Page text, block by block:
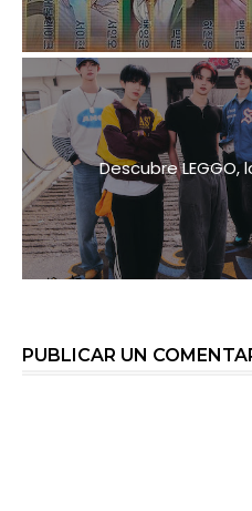
Descubre LEGGO,
PUBLICAR UN